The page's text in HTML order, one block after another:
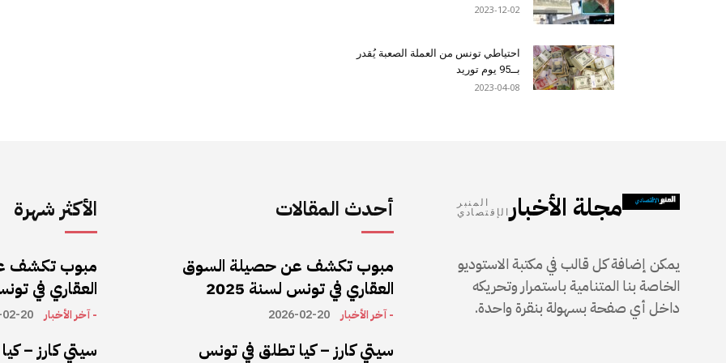
2023-12-02
احتياطي تونس من العملة الصعبة يُقدر
بــ95 يوم توريد
2023-04-08
الأكثر شهرة
مبوب تكشف
العقاري في تونس
- آخر الأخبار 20
سيتي كارز –
أحدث المقالات
مبوب تكشف عن حصيلة السوق
العقاري في تونس لسنة 2025
- آخر الأخبار 2026-02-20
سيتي كارز – كيا تطلق في تونس
مجلة الأخبار
المنبر
الإقتصادي
يمكن إضافة كل قالب في مكتبة الاستوديو
الخاصة بنا المتنامية باستمرار وتحريكه
داخل أي صفحة بسهولة بنقرة واحدة.